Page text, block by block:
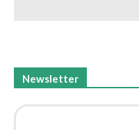
Newsletter